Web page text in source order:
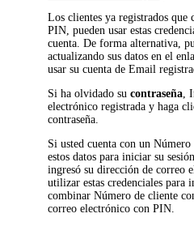
Los clientes ya registrados que
PIN, pueden usar estas
cuenta. De forma alternativa,
actualizando sus datos en el
usar su cuenta de Email
Si ha olvidado sucontraseña,
electrónico registrada y haga
contraseña.
Si usted cuenta con un
estos datos para iniciar su
ingresó su dirección de correo
utilizar estas credenciales para
combinar Número de cliente
correo electrónico con PIN.